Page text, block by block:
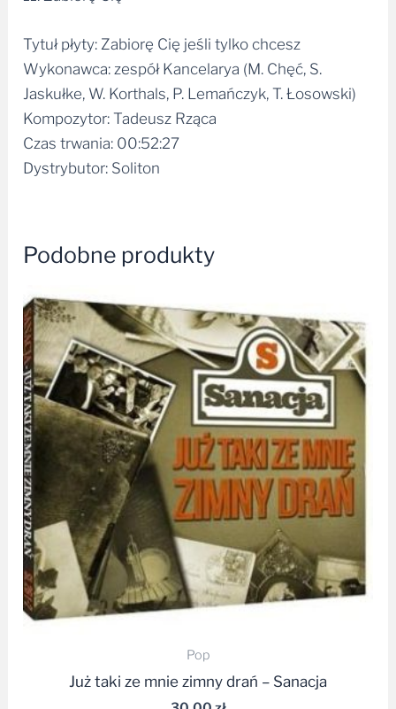
Wykonawca: zespół Kancelarya (M. Chęć, S.
Jaskułke, W. Korthals, P. Lemańczyk, T. Łosowski)
Kompozytor: Tadeusz Rząca
Czas trwania: 00:52:27
Dystrybutor: Soliton
Już taki ze mnie zimny drań – Sanacja
30,00zł